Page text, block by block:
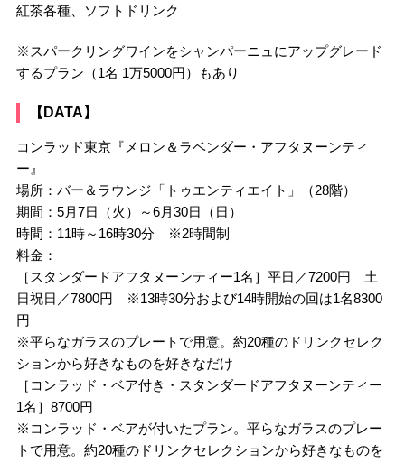
紅茶各種、ソフトドリンク
※スパークリングワインをシャンパーニュにアップグレード
するプラン（1名 1万5000円）もあり
【DATA】
コンラッド東京『メロン＆ラベンダー・アフタヌーンティ
ー』
場所：バー＆ラウンジ「トゥエンティエイト」（28階）
期間：5月7日（火）～6月30日（日）
時間：11時～16時30分 ※2時間制
料金：
［スタンダードアフタヌーンティー1名］平日／7200円 土
日祝日／7800円 ※13時30分および14時開始の回は1名8300
円
※平らなガラスのプレートで用意。約20種のドリンクセレク
ションから好きなものを好きなだけ
［コンラッド・ベア付き・スタンダードアフタヌーンティー
1名］8700円
※コンラッド・ベアが付いたプラン。平らなガラスのプレー
トで用意。約20種のドリンクセレクションから好きなものを